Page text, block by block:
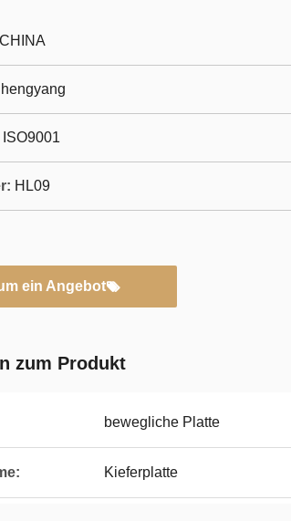
CHINA
hengyang
ISO9001
HL09
ein Angebot
zum Produkt
bewegliche Platte
Kieferplatte